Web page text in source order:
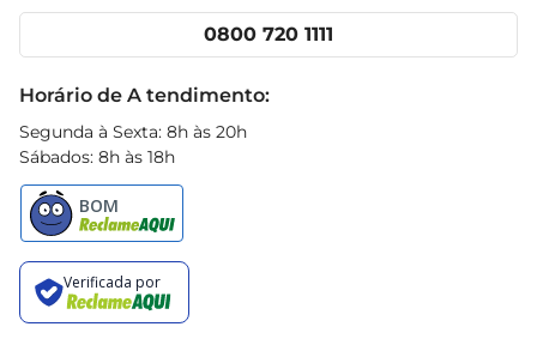
Cencosud Media
0800 720 1111
Horário de A tendimento:
Segunda à Sexta: 8h às 20h
Sábados: 8h às 18h